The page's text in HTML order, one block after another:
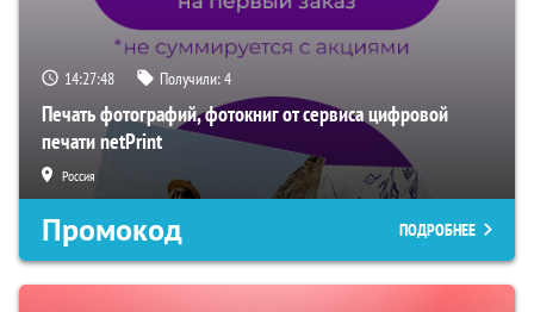
14:27:47 Получили:4
Печать фотографий, фотокниг от сервиса цифровой
печати netPrint
Россия
Промокод ПОДРОБНЕЕ